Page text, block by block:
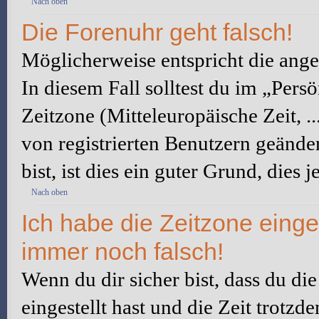
Die Forenuhr geht falsch!
Möglicherweise entspricht die
In diesem Fall solltest du im
Zeitzone (Mitteleuropäische Zeit,
von registrierten Benutzern
bist, ist dies ein guter Grund, dies
Nach oben
Ich habe die Zeitzone
immer noch falsch!
Wenn du dir sicher bist, dass du
eingestellt hast und die Zeit